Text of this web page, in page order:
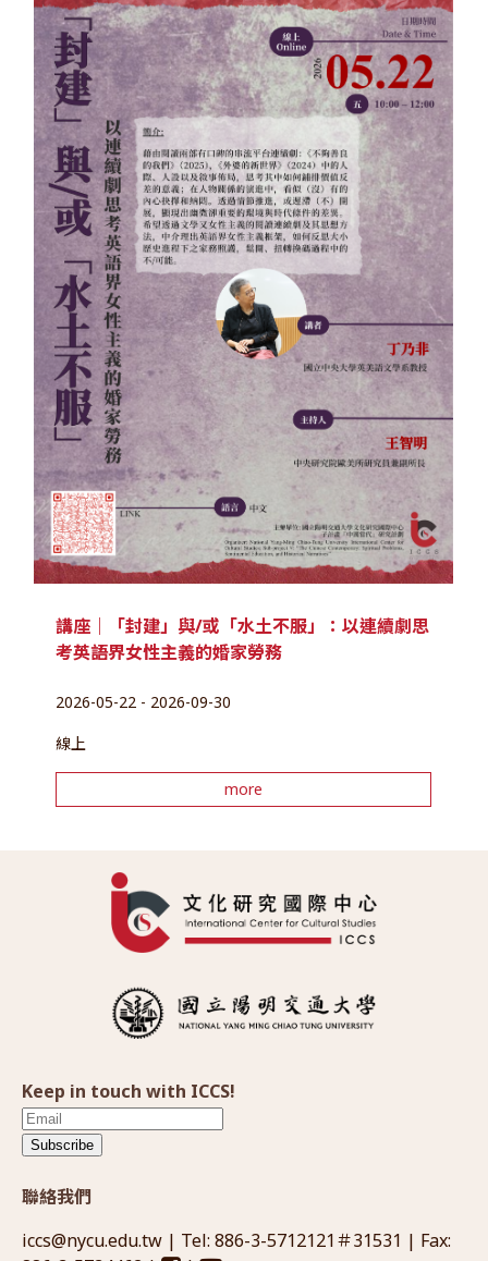
講座｜「封建」與/或「水土不服」：以連續劇思
考英語界女性主義的婚家勞務
2026-05-22 - 2026-09-30
線上
more
Keep in touch with ICCS!
Subscribe
聯絡我們
iccs@nycu.edu.tw | Tel: 886-3-5712121＃31531 | Fax: